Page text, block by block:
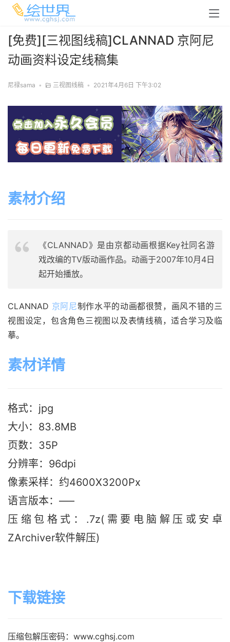
[免费][三视图线稿]CLANNAD 京阿尼
动画资料设定线稿集
尼禄sama • 三视图线稿 • 2021年4月6日 下午3:02
素材介绍
《CLANNAD》是由京都动画根据Key社同名游
戏改编的TV版动画作品。动画于2007年10月4日
起开始播放。
CLANNAD 京阿尼制作水平的动画都很赞，画风不错的三
视图设定，包含角色三视图以及表情线稿，适合学习及临
摹。
素材详情
格式：jpg
大小：83.8MB
页数：35P
分辨率：96dpi
像素采样：约4600X3200Px
语言版本：—–
压缩包格式：.7z(需要电脑解压或安卓
ZArchiver软件解压)
下载链接
压缩包解压密码：www.cghsj.com